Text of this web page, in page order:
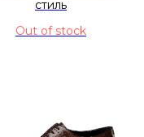
стиль
Out of stock